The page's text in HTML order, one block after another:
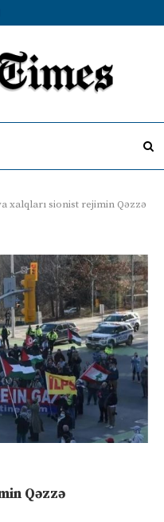
xalqları sionist rejimin Qəzzə
Qəzzə